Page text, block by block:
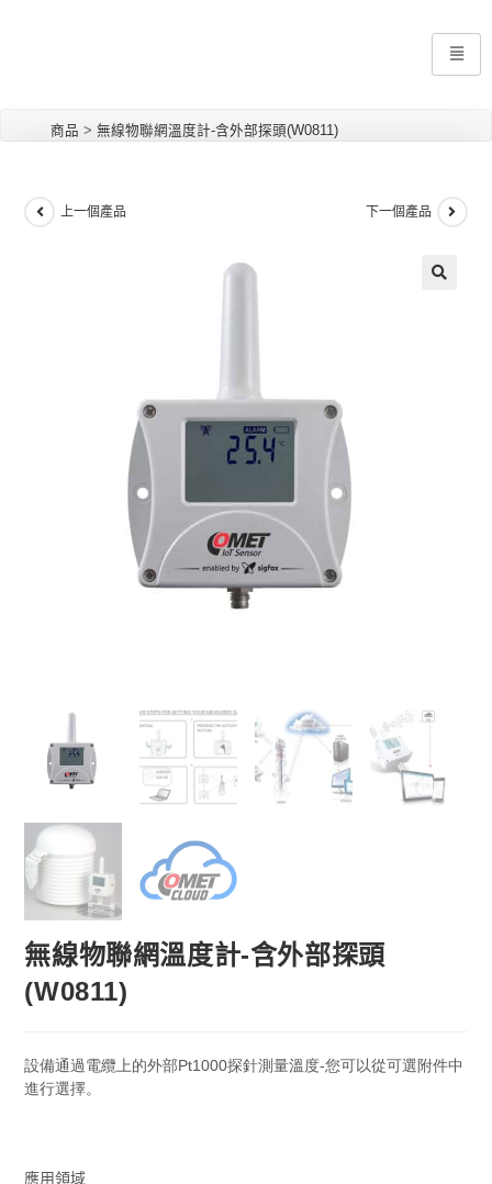
商品 > 無線物聯網溫度計-含外部探頭(W0811)
上一個產品 下一個產品
無線物聯網溫度計-含外部探頭
(W0811)
設備通過電纜上的外部Pt1000探針測量溫度-您可以從可選附件中
進行選擇。
應用領域